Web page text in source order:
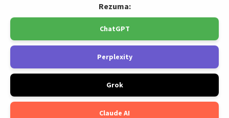
Rezuma:
ChatGPT
Perplexity
Grok
Claude AI